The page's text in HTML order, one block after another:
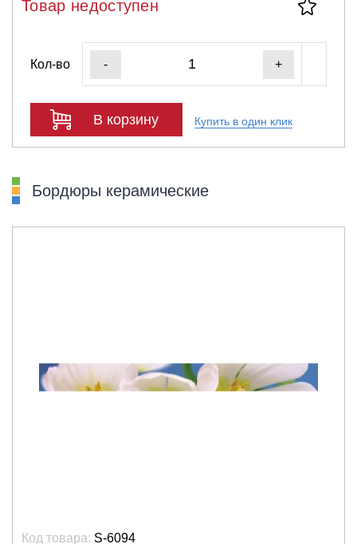
Товар недоступен
Кол-во - +
В корзину Купить в один клик
Бордюры керамические
Код товара: S-6094